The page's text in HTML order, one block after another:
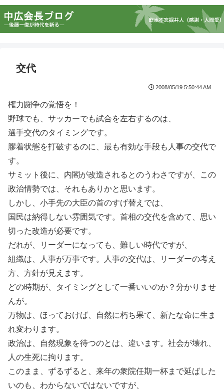
交代
2008/05/19 5:50:44 AM
権力闘争の覚悟を！
野球でも、サッカーでも試合を左右するのは、
選手交代のタイミングです。
膠着状態を打破するのに、最も有効な手段も人事の交代で
す。
サミット後に、内閣が改造されるとのうわさですが、この
政治情勢では、それもありかと思います。
しかし、小手先の大臣の首のすげ替えでは、
国民は納得しない雰囲気です。首相の交代を含めて、思い
切った改造が必要です。
だれが、リーダーになっても、難しい時代ですが、
組織は、人事が万事です。人事の交代は、リーダーの考え
方、方針が見えます。
どの時期が、タイミングとして一番いいのか？分かりませ
んが。
万物は、ほっておけば、自然に朽ち果て、新たな命に生ま
れ変わります。
政治は、自然現象を待つのとは、違います。社会が壊れ、
人の生死に拘ります。
このまま、ずるずると、来年の衆院任期一杯まで延ばした
いのも、わからないではないですが、